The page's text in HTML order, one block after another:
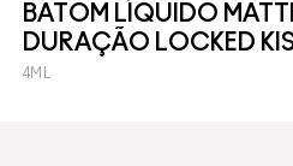
BATOM LÍQUIDO
DURAÇÃO LOCKED
4ML